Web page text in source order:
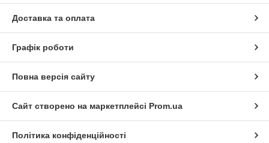
Доставка та оплата
Графік роботи
Повна версія сайту
Сайт створено на маркетплейсі Prom.ua
Політика конфіденційності